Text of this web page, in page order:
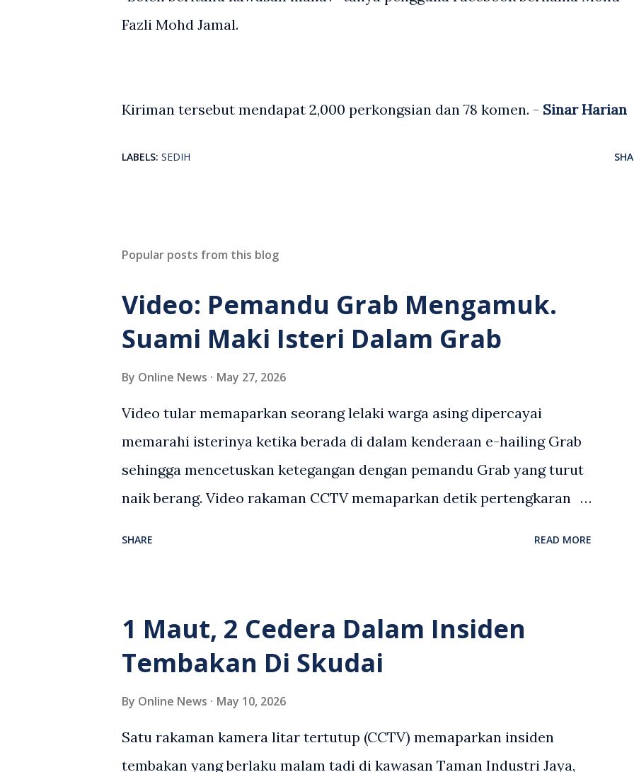
Fazli Mohd Jamal.
Kiriman tersebut mendapat 2,000 perkongsian dan 78 komen. - Sinar Harian
LABELS: SEDIH
Popular posts from this blog
Video: Pemandu Grab Mengamuk.
Suami Maki Isteri Dalam Grab
By Online News May 27, 2026
Video tular memaparkan seorang lelaki warga asing dipercayai
memarahi isterinya ketika berada di dalam kenderaan e-hailing Grab
sehingga mencetuskan ketegangan dengan pemandu Grab yang turut
naik berang. Video rakaman CCTV memaparkan detik pertengkaran
wanita terbabit sebelum berlaku pertikaman lidah antara kedua-dua
pihak. Video berkenaan kini tular di media sosial dan mendapat
pelbagai reaksi orang ramai. Antara komen orang awam yang tular di
SHARE READ MORE
1 Maut, 2 Cedera Dalam Insiden
Tembakan Di Skudai
By Online News May 10, 2026
Satu rakaman kamera litar tertutup (CCTV) memaparkan insiden
tembakan yang berlaku malam tadi di kawasan Taman Industri Jaya,